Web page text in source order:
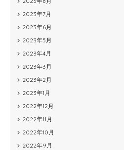
2023年7月
2023年6月
2023年5月
2023年4月
2023年3月
2023年2月
2023年1月
2022年12月
2022年11月
2022年10月
2022年9月